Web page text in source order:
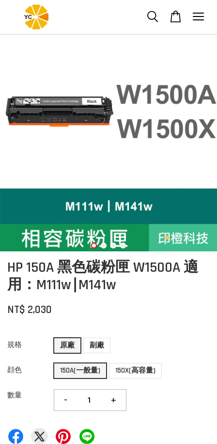
HP 150A 黑色碳粉匣 W1500A 適
用：M111w∣M141w
NT$ 2,030
規格 原廠 副廠
顔色 150A(一般量) 150X(高容量)
數量 - +